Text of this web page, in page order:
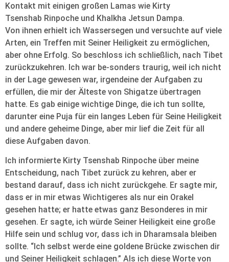
Kontakt mit einigen großen Lamas wie Kirty
Tsenshab Rinpoche und Khalkha Jetsun Dampa.
Von ihnen erhielt ich Wassersegen und versuchte auf viele
Arten, ein Treffen mit Seiner Heiligkeit zu ermöglichen,
aber ohne Erfolg. So beschloss ich schließlich, nach Tibet
zurückzukehren. Ich war be-sonders traurig, weil ich nicht
in der Lage gewesen war, irgendeine der Aufgaben zu
erfüllen, die mir der Älteste von Shigatze übertragen
hatte. Es gab einige wichtige Dinge, die ich tun sollte,
darunter eine Puja für ein langes Leben für Seine Heiligkeit
und andere geheime Dinge, aber mir lief die Zeit für all
diese Aufgaben davon.
Ich informierte Kirty Tsenshab Rinpoche über meine
Entscheidung, nach Tibet zurück zu kehren, aber er
bestand darauf, dass ich nicht zurückgehe. Er sagte mir,
dass er in mir etwas Wichtigeres als nur ein Orakel
gesehen hatte; er hatte etwas ganz Besonderes in mir
gesehen. Er sagte, ich würde Seiner Heiligkeit eine große
Hilfe sein und schlug vor, dass ich in Dharamsala bleiben
sollte. “Ich selbst werde eine goldene Brücke zwischen dir
und Seiner Heiligkeit schlagen.” Als ich diese Worte von